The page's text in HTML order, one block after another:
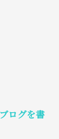
ブログを書